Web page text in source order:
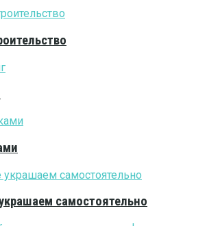
самостоятельно